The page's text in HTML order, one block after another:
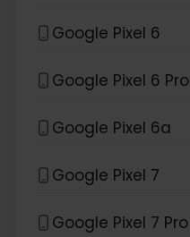
Google Pixel 6
Google Pixel 6 Pro
Google Pixel 6a
Google Pixel 7
Google Pixel 7 Pro